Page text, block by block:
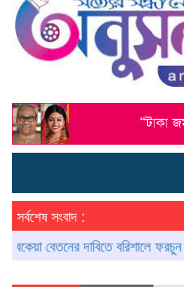
সর্বশেষ সংবাদ :
বেতনের দাবিতে বরিশালে ফরচুন সু